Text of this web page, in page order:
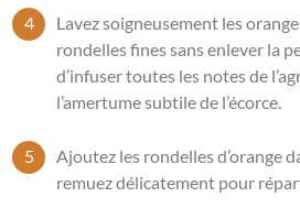
Lavez soigneusement les
rondelles fines sans enlever la
d’infuser toutes les notes de
l’amertume subtile de l’écorce.
Ajoutez les rondelles d’orange
remuez délicatement pour